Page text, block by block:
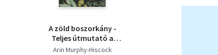
A zöld boszorkány -
Teljes útmutató a
természetmágiához
Arin Murphy-Hiscock